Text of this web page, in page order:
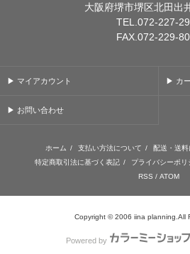
大阪府堺市堺区北田出
TEL.072-227-
FAX.072-229-
▶ マイアカウント ▶ カ
▶ お問い合わせ
ホーム / 支払い方法について / 配送・送料
特定商取引法に基づく表記 / プライバシーポリ
RSS / ATOM
Copyright © 2006 iina planning.All
Powered by